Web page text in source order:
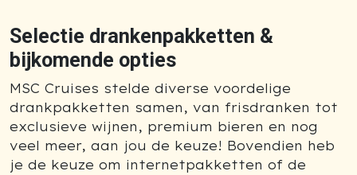
Selectie drankenpakketten &
bijkomende opties
MSC Cruises stelde diverse voordelige
drankpakketten samen, van frisdranken tot
exclusieve wijnen, premium bieren en nog
veel meer, aan jou de keuze! Bovendien heb
je de keuze om internetpakketten of de